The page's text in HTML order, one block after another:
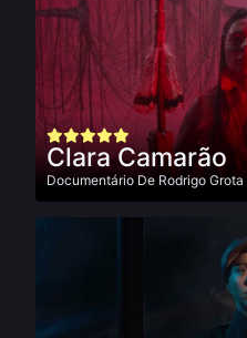
Clara Camarão
Documentário De Rodrigo Grota